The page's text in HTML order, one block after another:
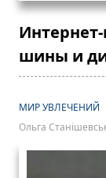
шины и
МИР УВЛЕЧЕНИЙ
Ольга